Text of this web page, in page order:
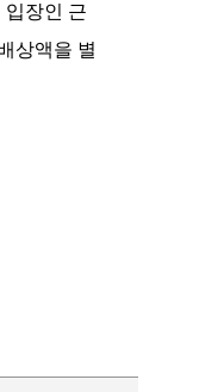
입장인 근
상액을 별